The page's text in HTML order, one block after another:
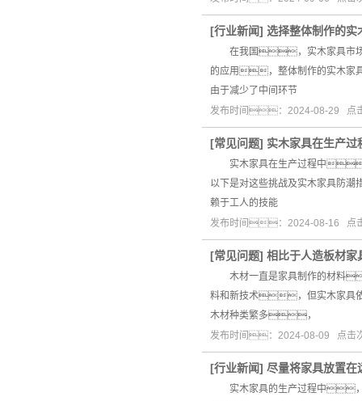
[行业新闻] 选择整体制作的实
在我国，实木家具市场
的应用，整体制作的实木
由于减少了中间环节
发布时间：2024-08-29
[常见问题] 实木家具在生产
实木家具在生产过程中
以下是对这些挑战及实木家
赖于工人的技能
发布时间：2024-08-16 点
[常见问题] 相比于人造板材
木材一直是家具制作的材料
料和新技术，但实木家具
木材种类繁多，
发布时间：2024-08-09 点
[行业新闻] 尽量将家具放置在
实木家具的生产过程中，